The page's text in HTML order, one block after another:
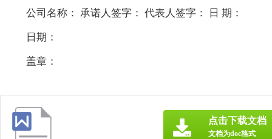
公司名称： 承诺人签字： 代表人签字： 日 期：
日期：
盖章：
点击下载文档
文档为doc格式